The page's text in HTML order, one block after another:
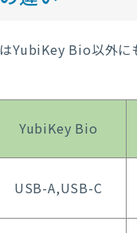
YubiKey Bio以外に
YubiKey Bio
USB-A,USB-C